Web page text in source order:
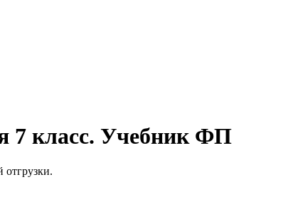
7 класс. Учебник ФП
отгрузки.